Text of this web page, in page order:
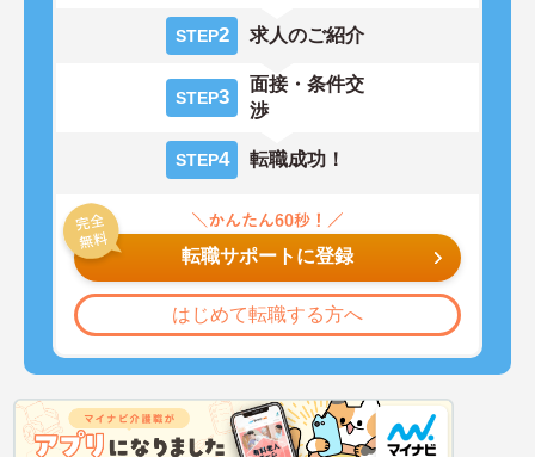
STEP2 求人のご紹介
STEP3
面接・条件交
渉
STEP4 転職成功！
転職サポートに登録
はじめて転職する方へ